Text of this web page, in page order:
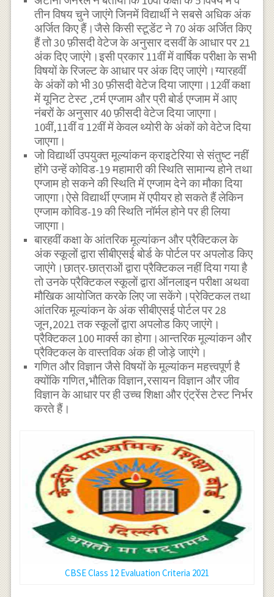
तीन विषय चुने जाएंगे जिनमें विद्यार्थी ने सबसे अधिक अंक
अर्जित किए हैं।जैसे किसी स्टूडेंट ने 70 अंक अर्जित किए
हैं तो 30 फ़ीसदी वेटेज के अनुसार दसवीं के आधार पर 21
अंक दिए जाएंगे।इसी प्रकार 11वीं में वार्षिक परीक्षा के सभी
विषयों के रिजल्ट के आधार पर अंक दिए जाएंगे‌।ग्यारहवीं
के अंकों को भी 30 फ़ीसदी वेटेज दिया जाएगा।12वीं कक्षा
में यूनिट टेस्ट ,टर्म एग्जाम और प्री बोर्ड एग्जाम में आए
नंबरों के अनुसार 40 फ़ीसदी वेटेज दिया जाएगा।
10वीं,11वीं व 12वीं में केवल थ्योरी के अंकों को वेटेज दिया
जाएगा।
जो विद्यार्थी उपयुक्त मूल्यांकन क्राइटेरिया से संतुष्ट नहीं
होंगे उन्हें कोविड-19 महामारी की स्थिति सामान्य होने तथा
एग्जाम हो सकने की स्थिति में एग्जाम देने का मौका दिया
जाएगा।ऐसे विद्यार्थी एग्जाम में एपीयर हो सकते हैं लेकिन
एग्जाम कोविड-19 की स्थिति नॉर्मल होने पर ही लिया
जाएगा।
बारहवीं कक्षा के आंतरिक मूल्यांकन और प्रैक्टिकल के
अंक स्कूलों द्वारा सीबीएसई बोर्ड के पोर्टल पर अपलोड किए
जाएंगे।छात्र-छात्राओं द्वारा प्रैक्टिकल नहीं दिया गया है
तो उनके प्रैक्टिकल स्कूलों द्वारा ऑनलाइन परीक्षा अथवा
मौखिक आयोजित करके लिए जा सकेंगे।प्रेक्टिकल तथा
आंतरिक मूल्यांकन के अंक सीबीएसई पोर्टल पर 28
जून,2021 तक स्कूलों द्वारा अपलोड किए जाएंगे।
प्रैक्टिकल 100 मार्क्स का होगा।आन्तरिक मूल्यांकन और
प्रैक्टिकल के वास्तविक अंक ही जोड़े जाएंगे।
गणित और विज्ञान जैसे विषयों के मूल्यांकन महत्त्वपूर्ण है
क्योंकि गणित,भौतिक विज्ञान,रसायन विज्ञान और जीव
विज्ञान के आधार पर ही उच्च शिक्षा और एंट्रेंस टेस्ट निर्भर
करते हैं।
CBSE Class 12 Evaluation Criteria 2021